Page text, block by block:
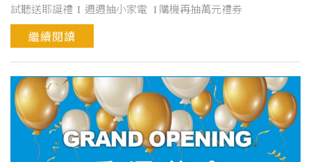
試聽送耶誕禮 І 週週抽小家電 І 購機再抽萬元禮券
繼續閱讀